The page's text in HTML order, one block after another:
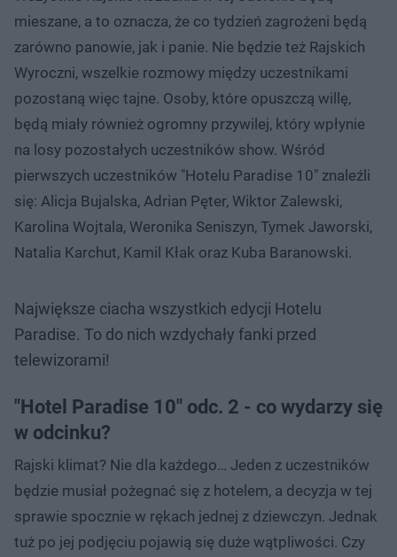
mieszane, a to oznacza, że co tydzień zagrożeni będą
zarówno panowie, jak i panie. Nie będzie też Rajskich
Wyroczni, wszelkie rozmowy między uczestnikami
pozostaną więc tajne. Osoby, które opuszczą willę,
będą miały również ogromny przywilej, który wpłynie
na losy pozostałych uczestników show. Wśród
pierwszych uczestników "Hotelu Paradise 10" znaleźli
się: Alicja Bujalska, Adrian Pęter, Wiktor Zalewski,
Karolina Wojtala, Weronika Seniszyn, Tymek Jaworski,
Natalia Karchut, Kamil Kłak oraz Kuba Baranowski.
Największe ciacha wszystkich edycji Hotelu
Paradise. To do nich wzdychały fanki przed
telewizorami!
"Hotel Paradise 10" odc. 2 - co wydarzy się
w odcinku?
Rajski klimat? Nie dla każdego… Jeden z uczestników
będzie musiał pożegnać się z hotelem, a decyzja w tej
sprawie spocznie w rękach jednej z dziewczyn. Jednak
tuż po jej podjęciu pojawią się duże wątpliwości. Czy